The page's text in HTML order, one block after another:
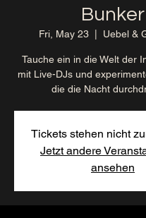
Bunker
Fri, May 23 Uebel &
Tauche ein in die Welt der
mit Live-DJs und
die die Nacht
Tickets stehen nicht
Jetzt andere
ansehen